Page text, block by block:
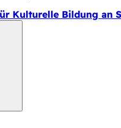
Kulturelle Bildung an